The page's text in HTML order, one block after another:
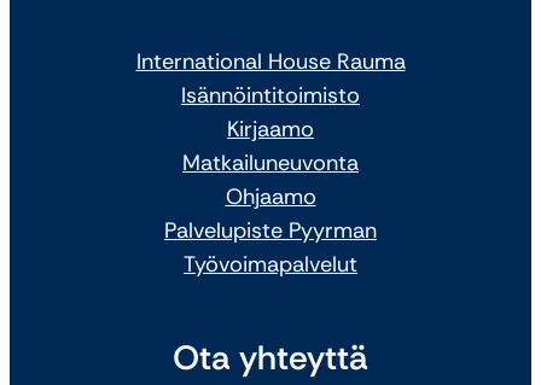
International House Rauma
Isännöintitoimisto
Kirjaamo
Matkailuneuvonta
Ohjaamo
Palvelupiste Pyyrman
Työvoimapalvelut
Ota yhteyttä